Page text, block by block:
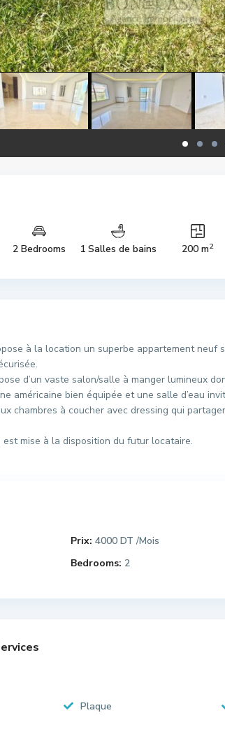
2 Bedrooms 1 Salles de bains 200 m2
à la location un superbe appartement neuf
d’un vaste salon/salle à manger lumineux
américaine bien équipée et une salle d’eau
chambres à coucher avec dressing qui
mise à la disposition du futur locataire.
Prix: 4000 DT /Mois
Bedrooms: 2
Plaque